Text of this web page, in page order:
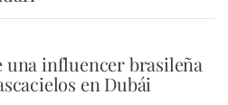
una influencer brasileña
en Dubái